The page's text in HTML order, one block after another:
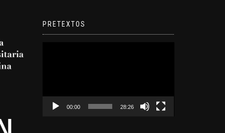
PRETEXTOS
00:00 28:26